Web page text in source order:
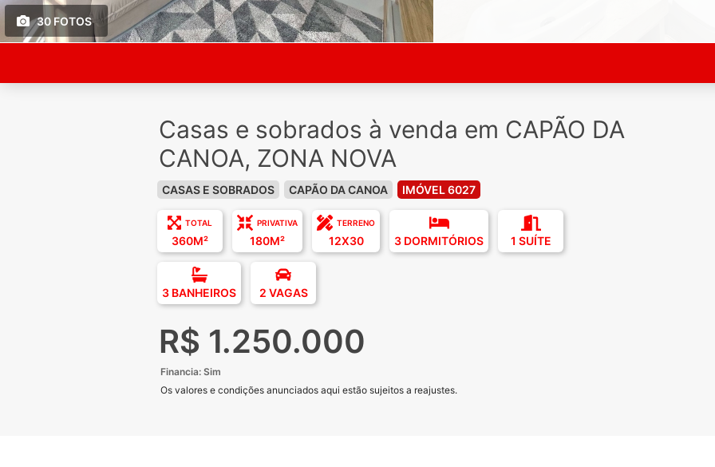
30 FOTOS
Casas e sobrados à venda em CAPÃO DA
CANOA, ZONA NOVA
CASAS E SOBRADOS CAPÃO DA CANOA IMÓVEL 6027
TOTAL
360M²
PRIVATIVA
180M²
TERRENO
12X30 3 DORMITÓRIOS 1 SUÍTE
3 BANHEIROS 2 VAGAS
R$ 1.250.000
Financia: Sim
Os valores e condições anunciados aqui estão sujeitos a reajustes.